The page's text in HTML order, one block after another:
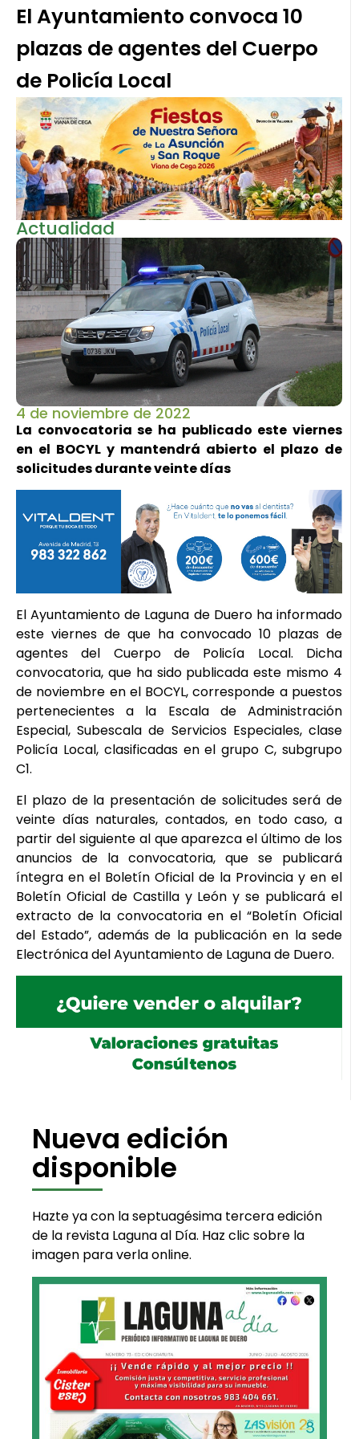
El Ayuntamiento convoca 10
plazas de agentes del Cuerpo
de Policía Local
Actualidad
4 de noviembre de 2022
La convocatoria se ha publicado este viernes
en el BOCYL y mantendrá abierto el plazo de
solicitudes durante veinte días
El Ayuntamiento de Laguna de Duero ha informado
este viernes de que ha convocado 10 plazas de
agentes del Cuerpo de Policía Local. Dicha
convocatoria, que ha sido publicada este mismo 4
de noviembre en el BOCYL, corresponde a puestos
pertenecientes a la Escala de Administración
Especial, Subescala de Servicios Especiales, clase
Policía Local, clasificadas en el grupo C, subgrupo
C1.
El plazo de la presentación de solicitudes será de
veinte días naturales, contados, en todo caso, a
partir del siguiente al que aparezca el último de los
anuncios de la convocatoria, que se publicará
íntegra en el Boletín Oficial de la Provincia y en el
Boletín Oficial de Castilla y León y se publicará el
extracto de la convocatoria en el “Boletín Oficial
del Estado”, además de la publicación en la sede
Electrónica del Ayuntamiento de Laguna de Duero.
Nueva edición
disponible
Hazte ya con la septuagésima tercera edición
de la revista Laguna al Día. Haz clic sobre la
imagen para verla online.